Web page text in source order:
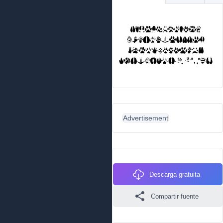
Advertisement
Descarga gratuita
Compartir fuente